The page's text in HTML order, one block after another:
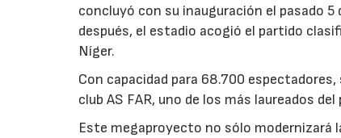
concluyó con su inauguración el pasado
después, el estadio acogió el partido
Níger.
Con capacidad para 68.700
club AS FAR, uno de los más laureados del
Este megaproyecto no sólo